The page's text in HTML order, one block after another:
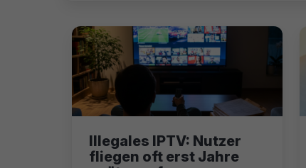
Illegales IPTV: Nutzer
fliegen oft erst Jahre